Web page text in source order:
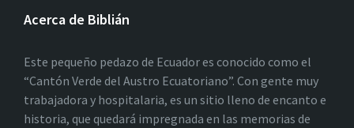
Acerca de Biblián
Este pequeño pedazo de Ecuador es conocido como el
“Cantón Verde del Austro Ecuatoriano”. Con gente muy
trabajadora y hospitalaria, es un sitio lleno de encanto e
historia, que quedará impregnada en las memorias de